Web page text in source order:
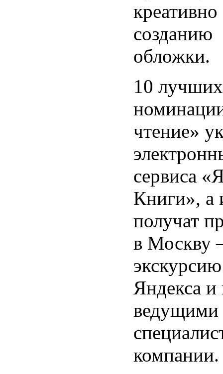
обложки.
10
чтение»
сервиса
Книги», а
получат
в Москву
Яндекса и
ведущими
компании.